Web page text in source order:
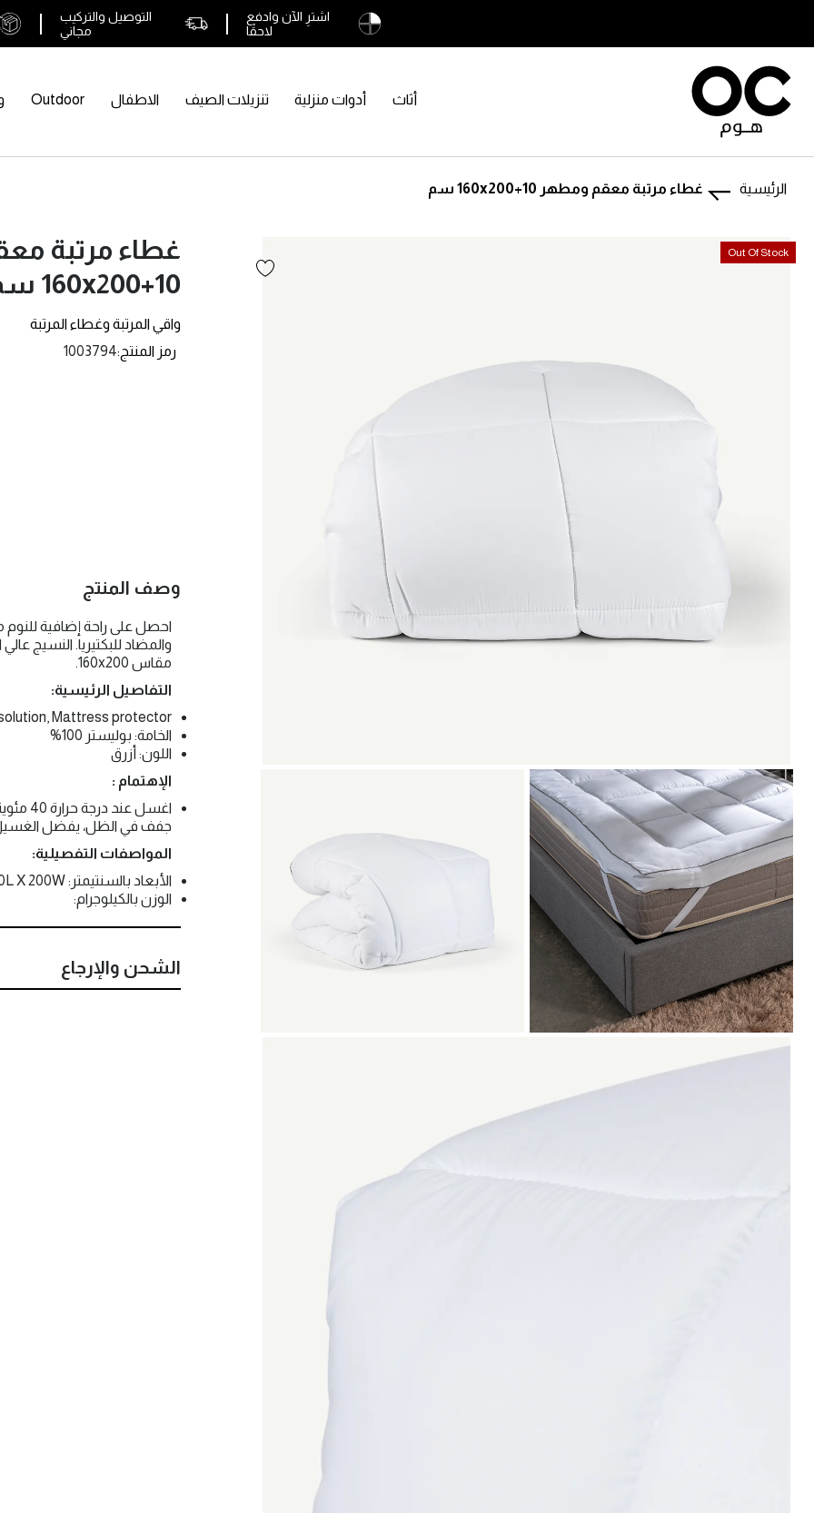
اشترِ الآن وادفع
لاحقًا
التوصيل والتركيب
مجاني
أثاث أدوات منزلية تنزيلات الصيف الاطفال Outdoor
الرئيسية غطاء مرتبة معقم ومطهر 160x200+10 سم
غطاء مرتبة
160x200+10 سم
واقي المرتبة وغطاء المرتبة
رمز المنتج 1003794
وصف المنتج
احصل على راحة إضافية للنوم
والمضاد للبكتيريا. النسيج
مقاس 160x200.
التفاصيل الرئيسية:
Mattress protector
الخامة: بوليستر 100%
اللون: أزرق
الإهتمام :
اغسل
جفف في الظل، يفضل
المواصفات التفصيلية:
الأبعاد بالسنتيمتر: 160L X 200W
الوزن بالكيلوجرام:
الشحن والإرجاع
تخطى
إلى
تخطى
إلى
Out Of Stock